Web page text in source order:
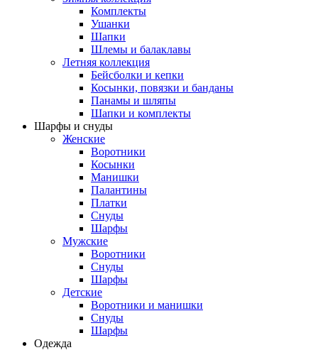
Комплекты
Ушанки
Шапки
Шлемы и балаклавы
Летняя коллекция
Бейсболки и кепки
Косынки, повязки и банданы
Панамы и шляпы
Шапки и комплекты
Шарфы и снуды
Женские
Воротники
Косынки
Манишки
Палантины
Платки
Снуды
Шарфы
Мужские
Воротники
Снуды
Шарфы
Детские
Воротники и манишки
Снуды
Шарфы
Одежда